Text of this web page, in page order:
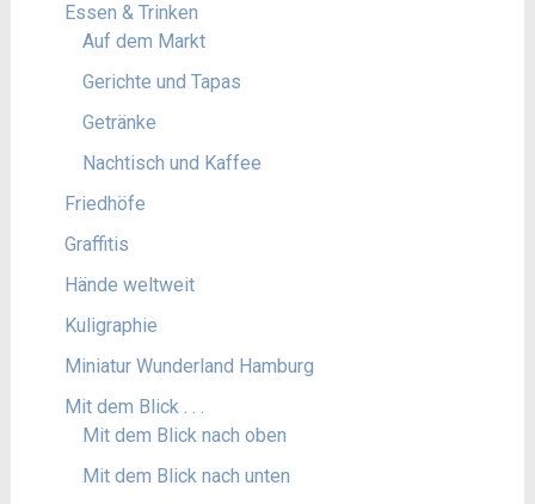
Essen & Trinken
Auf dem Markt
Gerichte und Tapas
Getränke
Nachtisch und Kaffee
Friedhöfe
Graffitis
Hände weltweit
Kuligraphie
Miniatur Wunderland Hamburg
Mit dem Blick . . .
Mit dem Blick nach oben
Mit dem Blick nach unten